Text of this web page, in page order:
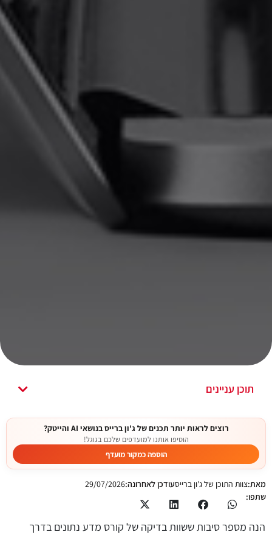
תוכן עניינים
רוצים לראות יותר תכנים של ג'ון ברייס בנושאי AI והייטק?
הוסיפו אותנו למועדפים שלכם בגוגל!
הוספה כמקור מועדף
מאת:צוות התוכן של ג'ון ברייסעודכן לאחרונה:29/07/2026
שתפו:
הנה מספר סיבות ששוות בדיקה של קורס מדע נתונים בדרך